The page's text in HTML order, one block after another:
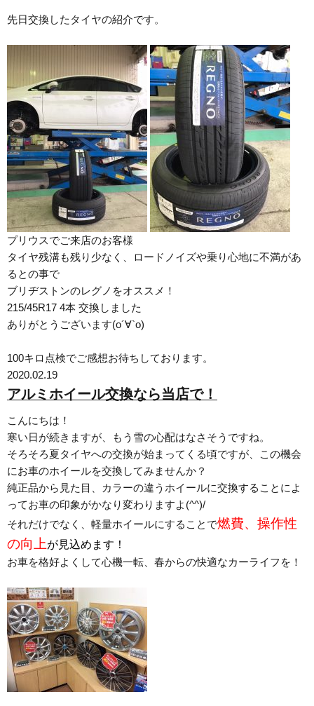
先日交換したタイヤの紹介です。
プリウスでご来店のお客様
タイヤ残溝も残り少なく、ロードノイズや乗り心地に不満があ
るとの事で
ブリヂストンのレグノをオススメ！
215/45R17 4本 交換しました
ありがとうございます(о´∀`о)
100キロ点検でご感想お待ちしております。
2020.02.19
アルミホイール交換なら当店で！
こんにちは！
寒い日が続きますが、もう雪の心配はなさそうですね。
そろそろ夏タイヤへの交換が始まってくる頃ですが、この機会
にお車のホイールを交換してみませんか？
純正品から見た目、カラーの違うホイールに交換することによ
ってお車の印象がかなり変わりますよ(^^)/
それだけでなく、軽量ホイールにすることで燃費、操作性
の向上が見込めます！
お車を格好よくして心機一転、春からの快適なカーライフを！